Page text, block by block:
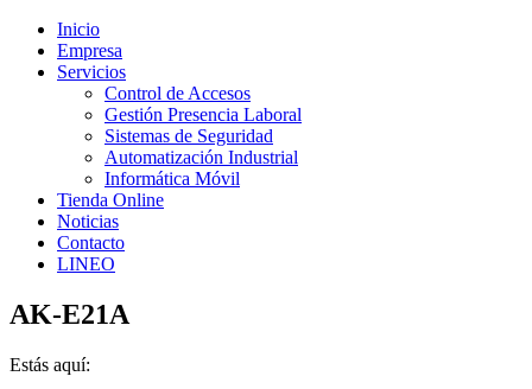
Inicio
Empresa
Servicios
Control de Accesos
Gestión Presencia Laboral
Sistemas de Seguridad
Automatización Industrial
Informática Móvil
Tienda Online
Noticias
Contacto
LINEO
AK-E21A
Estás aquí: